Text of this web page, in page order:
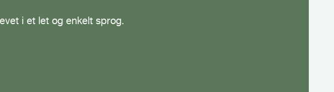
i et let og enkelt sprog.